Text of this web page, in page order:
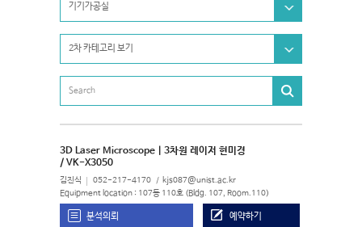
기기가공실
2차 카테고리 보기
3D Laser Microscope | 3차원 레이저 현미경
/ VK-X3050
김진식 052-217-4170 kjs087@unist.ac.kr
Equipment location : 107동 110호 (Bldg. 107, Room.110)
분석의뢰 예약하기